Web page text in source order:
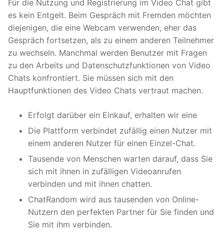
Für die Nutzung und Registrierung im Video Chat gibt
es kein Entgelt. Beim Gespräch mit Fremden möchten
diejenigen, die eine Webcam verwenden, eher das
Gespräch fortsetzen, als zu einem anderen Teilnehmer
zu wechseln. Manchmal werden Benutzer mit Fragen
zu den Arbeits und Datenschutzfunktionen von Video
Chats konfrontiert. Sie müssen sich mit den
Hauptfunktionen des Video Chats vertraut machen.
Erfolgt darüber ein Einkauf, erhalten wir eine
Die Plattform verbindet zufällig einen Nutzer mit
einem anderen Nutzer für einen Einzel-Chat.
Tausende von Menschen warten darauf, dass Sie
sich mit ihnen in zufälligen Videoanrufen
verbinden und mit ihnen chatten.
ChatRandom wird aus tausenden von Online-
Nutzern den perfekten Partner für Sie finden und
Sie mit ihm verbinden.